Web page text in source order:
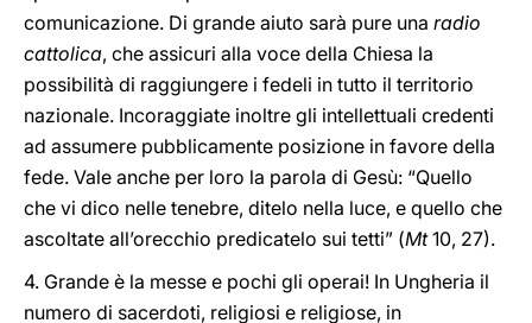
comunicazione. Di grande aiuto sarà pure una radio
cattolica, che assicuri alla voce della Chiesa la
possibilità di raggiungere i fedeli in tutto il territorio
nazionale. Incoraggiate inoltre gli intellettuali credenti
ad assumere pubblicamente posizione in favore della
fede. Vale anche per loro la parola di Gesù: “Quello
che vi dico nelle tenebre, ditelo nella luce, e quello che
ascoltate all’orecchio predicatelo sui tetti” (Mt10, 27).
4. Grande è la messe e pochi gli operai! In Ungheria il
numero di sacerdoti, religiosi e religiose, in